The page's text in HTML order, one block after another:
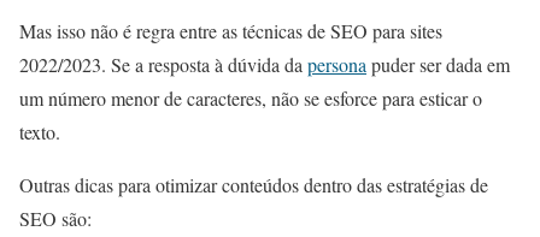
Mas isso não é regra entre as técnicas de SEO para sites
2022/2023. Se a resposta à dúvida da persona puder ser dada em
um número menor de caracteres, não se esforce para esticar o
texto.
Outras dicas para otimizar conteúdos dentro das estratégias de
SEO são: